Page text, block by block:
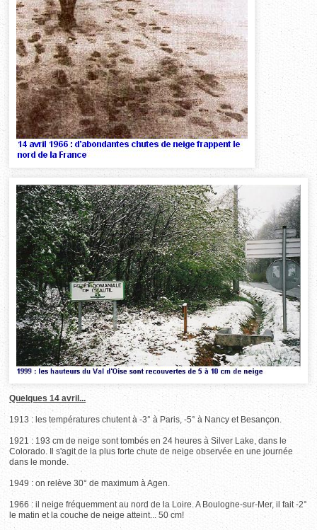
Quelques 14 avril...
1913 : les températures chutent à -3° à Paris, -5° à Nancy et Besançon.
1921 : 193 cm de neige sont tombés en 24 heures à Silver Lake, dans le
Colorado. Il s'agit de la plus forte chute de neige observée en une journée
dans le monde.
1949 : on relève 30° de maximum à Agen.
1966 : il neige fréquemment au nord de la Loire. A Boulogne-sur-Mer, il fait -2°
le matin et la couche de neige atteint... 50 cm!